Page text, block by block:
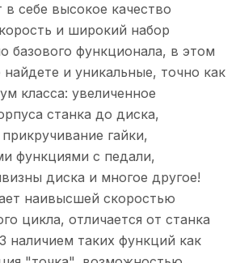
себе высокое качество
и широкий набор
базового функционала, в этом
и уникальные, точно как
класса: увеличенное
станка до диска,
гайки,
функциями с педали,
диска и многое другое!
наивысшей скоростью
цикла, отличается от станка
таких функций как